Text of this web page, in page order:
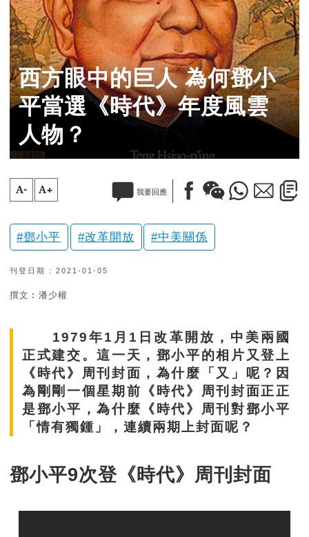
西方眼中的巨人 為何鄧小
平當選《時代》年度風雲
人物？
A- A+ 我要回應
鄧小平 改革開放 中美關係
刊登日期 : 2021-01-05
撰文︰潘少權
1979年1月1日改革開放，中美兩國
正式建交。這一天，鄧小平的相片又登上
《時代》周刊封面，為什麼「又」呢？因
為剛剛一個星期前《時代》周刊封面正正
是鄧小平，為什麼《時代》周刊對鄧小平
「情有獨鍾」，連續兩期上封面呢？
鄧小平9次登《時代》周刊封面